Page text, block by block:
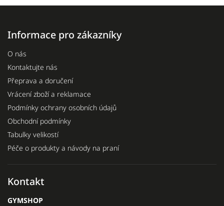
Informace pro zákazníky
O nás
Kontaktujte nás
Přeprava a doručení
Vrácení zboží a reklamace
Podmínky ochrany osobních údajů
Obchodní podmínky
Tabulky velikostí
Péče o produkty a návody na praní
Kontakt
GYMSHOP